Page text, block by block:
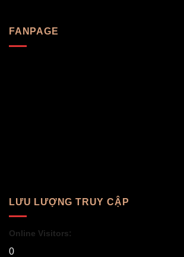
FANPAGE
LƯU LƯỢNG TRUY CẬP
Online Visitors:
0